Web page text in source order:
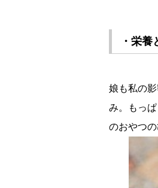
・栄
娘も私の
み。もっ
のおやつの